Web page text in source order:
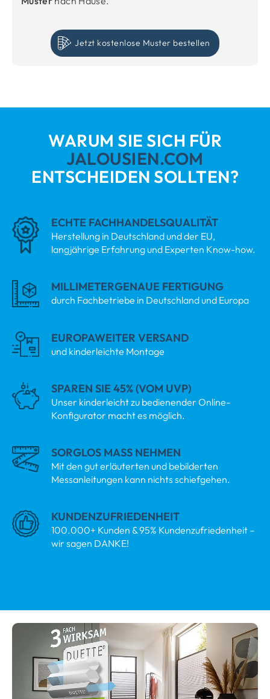
Jetzt kostenlose Muster bestellen
WARUM SIE SICH FÜR
JALOUSIEN.COM
ENTSCHEIDEN SOLLTEN?
ECHTE FACHHANDELSQUALITÄT
Herstellung in Deutschland und der EU,
langjährige Erfahrung und Experten Know-how.
MILLIMETERGENAUE FERTIGUNG
durch Fachbetriebe in Deutschland und Europa
EUROPAWEITER VERSAND
und kinderleichte Montage
SPAREN SIE 45% (VOM UVP)
Unser kinderleicht zu bedienender Online-
Konfigurator macht es möglich.
SORGLOS MASS NEHMEN
Mit den gut erläuterten und bebilderten
Messanleitungen kann nichts schiefgehen.
KUNDENZUFRIEDENHEIT
100.000+ Kunden & 95% Kundenzufriedenheit –
wir sagen DANKE!